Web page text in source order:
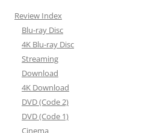
Review Index
Blu-ray Disc
4K Blu-ray Disc
Streaming
Download
4K Download
DVD (Code 2)
DVD (Code 1)
Cinema